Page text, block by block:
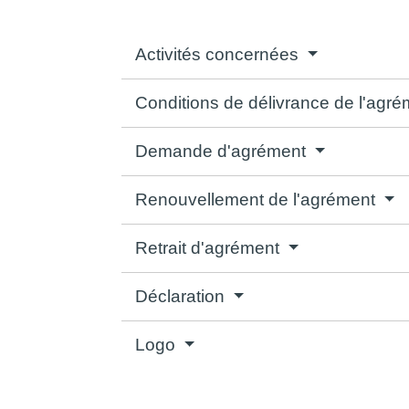
Activités concernées
Conditions de délivrance de
Demande d'agrément
Renouvellement de l'agrément
Retrait d'agrément
Déclaration
Logo